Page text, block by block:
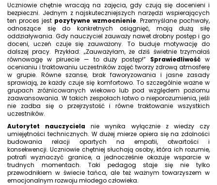
Uczniowie chętnie wracają na zajęcia, gdy czują się docenieni i
bezpieczni. Jednym z najskuteczniejszych narzędzi wspierających
ten proces jest pozytywne wzmocnienie. Przemyślane pochwały,
odnoszące się do konkretnych osiągnięć, mają dużą siłę
oddziaływania. Gdy nauczyciel zauważy nawet drobny postęp i go
doceni, uczeń czuje się zauważony. To buduje motywację do
dalszej pracy. Przykład: „Zauważyłam, że dziś świetnie trzymałaś
równowagę w piruecie — to duży postęp!” Sprawiedliwość w
ocenianiu i traktowaniu uczestników zajęć tworzy zdrową atmosferę
w grupie. Równe szanse, brak faworyzowania i jasne zasady
sprawiają, że każdy czuje się komfortowo. To szczególnie ważne w
grupach zróżnicowanych wiekowo lub pod względem poziomu
zaawansowania. W takich zespołach łatwo o nieporozumienia, jeśli
nie zadba się o przejrzystość i równe traktowanie wszystkich
uczestników.
Autorytet nauczyciela nie wynika wyłącznie z wiedzy czy
umiejętności technicznych. W dużej mierze opiera się na zdolności
budowania relacji opartych na empatii, otwartości i
konsekwencji. Uczniowie chętniej słuchają osoby, która ich rozumie,
potrafi wyznaczyć granice, a jednocześnie okazuje wsparcie w
trudnych momentach. Taki pedagog staje się nie tylko
przewodnikiem w świecie tańca, ale też ważnym towarzyszem w
emocjonalnym rozwoju młodego człowieka.